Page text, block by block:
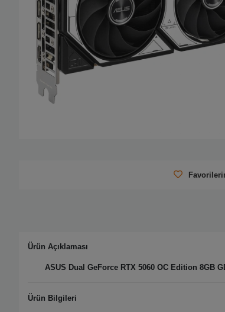
Ürün Açıklaması
ASUS Dual GeForce RTX 5060 OC Edition 8GB
Ürün Bilgileri